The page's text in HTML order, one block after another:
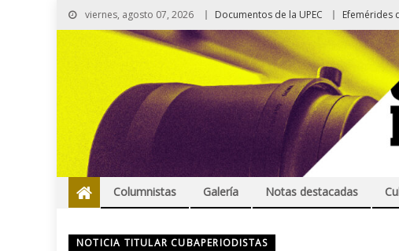
viernes, agosto 07, 2026 Documentos de la UPEC Efemérides
Columnistas Galería Notas destacadas
NOTICIA TITULAR CUBAPERIODISTAS